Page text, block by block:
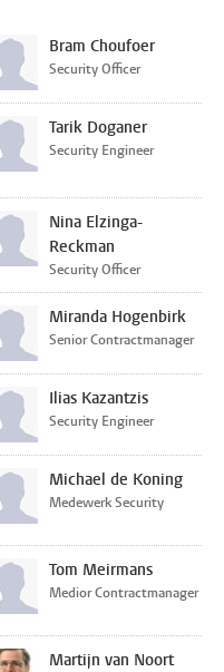
Bram Choufoer
Security Officer
Tarik Doganer
Security Engineer
Nina Elzinga-
Reckman
Security Officer
Miranda Hogenbirk
Senior Contractmanager
Ilias Kazantzis
Security Engineer
Michael de Koning
Medewerk Security
Tom Meirmans
Medior Contractmanager
Martijn van Noort